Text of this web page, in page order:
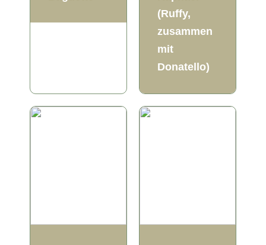
(Ruffy,
zusammen
mit
Donatello)